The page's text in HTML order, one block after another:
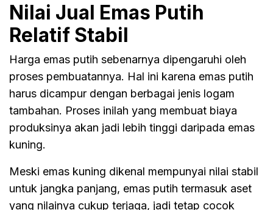
Nilai Jual Emas Putih
Relatif Stabil
Harga emas putih sebenarnya dipengaruhi oleh
proses pembuatannya. Hal ini karena emas putih
harus dicampur dengan berbagai jenis logam
tambahan. Proses inilah yang membuat biaya
produksinya akan jadi lebih tinggi daripada emas
kuning.
Meski emas kuning dikenal mempunyai nilai stabil
untuk jangka panjang, emas putih termasuk aset
yang nilainya cukup terjaga, jadi tetap cocok